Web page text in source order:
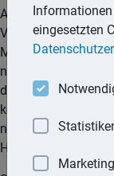
Als Sachspenden
Vermögen des
Marktpreis
nur noch dann der
die Spende nicht
kommt. Ansonsten
nach den
Herstellungskosten.
eingesetzten
Marketing